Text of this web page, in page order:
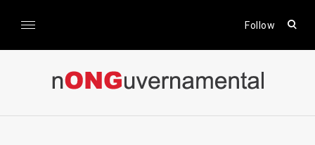
Follow
open
form
nONGuvernamental